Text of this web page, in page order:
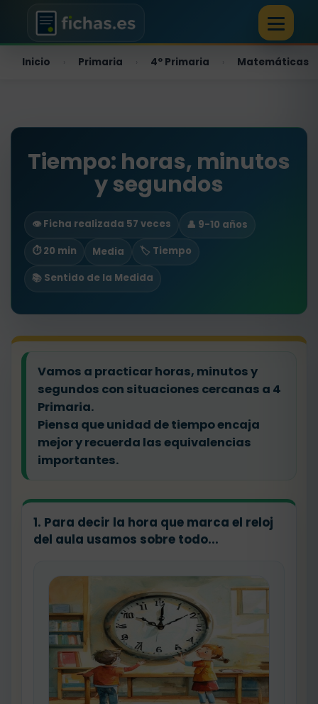
Inicio Primaria 4º Primaria Matemáticas
Tiempo: horas, minutos
y segundos
👁️ Ficha realizada 57 veces
👤 9-10 años
⏱ 20 min
Media
🏷️ Tiempo
📚 Sentido de la Medida
Vamos a practicar horas, minutos y
segundos con situaciones cercanas a 4
Primaria.
Piensa que unidad de tiempo encaja
mejor y recuerda las equivalencias
importantes.
1. Para decir la hora que marca el reloj
del aula usamos sobre todo...